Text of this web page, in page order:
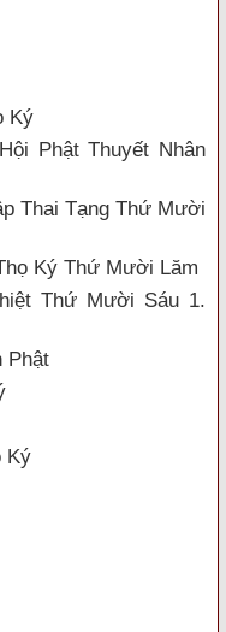
Ký
Phật Thuyết Nhân
Thai Tạng Thứ Mười
Ký Thứ Mười Lăm
Thứ Mười Sáu 1.
Phật
Ký